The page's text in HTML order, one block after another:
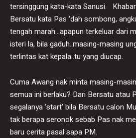
tersinggung kata-kata Sanusi.
Bersatu kata Pas ‘dah sombong,
tengah marah…apapun terkeluar dari
isteri la, bila gaduh..masing-masing
terlintas kat kepala..tu yang diucap.
Cuma Awang nak minta masing-
semua ini berlaku? Dari Bersatu atau
segalanya ‘start’ bila Bersatu calon
tak berapa seronok sebab Pas nak
baru cerita pasal sapa PM.